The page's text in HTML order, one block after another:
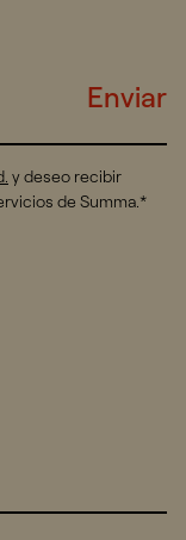
Enviar
. y deseo recibir
de Summa.*